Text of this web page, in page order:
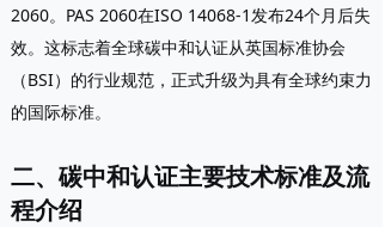
2060。PAS 2060在ISO 14068-1发布24个月后失
效。这标志着全球碳中和认证从英国标准协会
（BSI）的行业规范，正式升级为具有全球约束力
的国际标准。
二、碳中和认证主要技术标准及流
程介绍